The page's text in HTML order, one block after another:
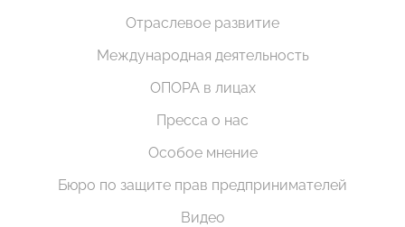
Отраслевое развитие
Международная деятельность
ОПОРА в лицах
Пресса о нас
Особое мнение
Бюро по защите прав предпринимателей
Видео